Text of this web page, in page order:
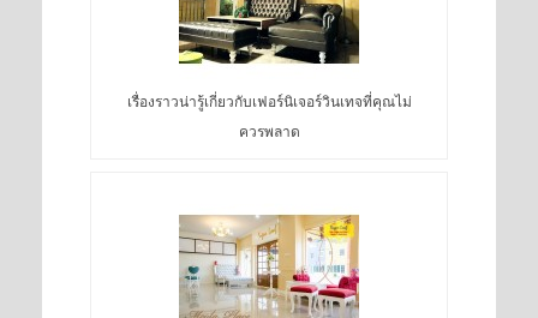
เรื่องราวน่ารู้เกี่ยวกับเฟอร์นิเจอร์วินเทจที่คุณไม่
ควรพลาด